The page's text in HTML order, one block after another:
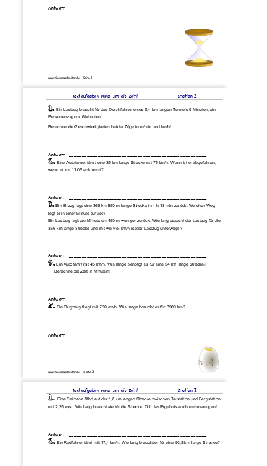
www.Klassenarbeiten.de – Seite 1
Antwort: ____________________________________________________
www.Klassenarbeiten.de  – Seite 2
Textaufgaben rund um die Zeit! Station 2
1. Ein Lastzug braucht für das Durchfahren eines 5,4 km langen Tunnels 9 Minuten, ein
Personenzug nur 6 Minuten.
Berechne die Geschwindigkeiten beider Züge in m/min und km/h!
Antwort: ____________________________________________________
2. Eine Autofahrer fährt eine 35 km lange Strecke mit 75 km/h. Wann ist er abgefahren,
wenn er um 11:06 ankommt?
Antwort: ____________________________________________________
3. Ein Eilzug legt eine 366 km 850 m lange Strecke in 4 h 13 min zurück. Welchen Weg
legt er in einer Minute zurück?
Ein Lastzug legt pro Minute um 450 m weniger zurück. Wie lang braucht der Lastzug für die
366 km lange Strecke und mit wie viel km/h ist der Lastzug unterwegs?
Antwort: ____________________________________________________
4. Ein Auto fährt mit 45 km/h. Wie lange benötigt es für eine 54 km lange Strecke?
     Berechne die Zeit in Minuten!
Antwort: ____________________________________________________
5. Ein Flugzeug fliegt mit 720 km/h. Wie lange braucht es für 3960 km?
Antwort: ____________________________________________________
Textaufgaben rund um die Zeit! Station 3
1.
Eine Seilbahn fährt auf der 1,8 km langen Strecke zwischen Talstation und Bergstation
mit 2,25 m/s.  Wie lang braucht sie für die Strecke. Gib das Ergebnis auch mehrnamig an!
Antwort: ____________________________________________________
2. Ein Radfahrer fährt mit 17,4 km/h. Wie lang braucht er für eine 92,8 km lange Strecke?